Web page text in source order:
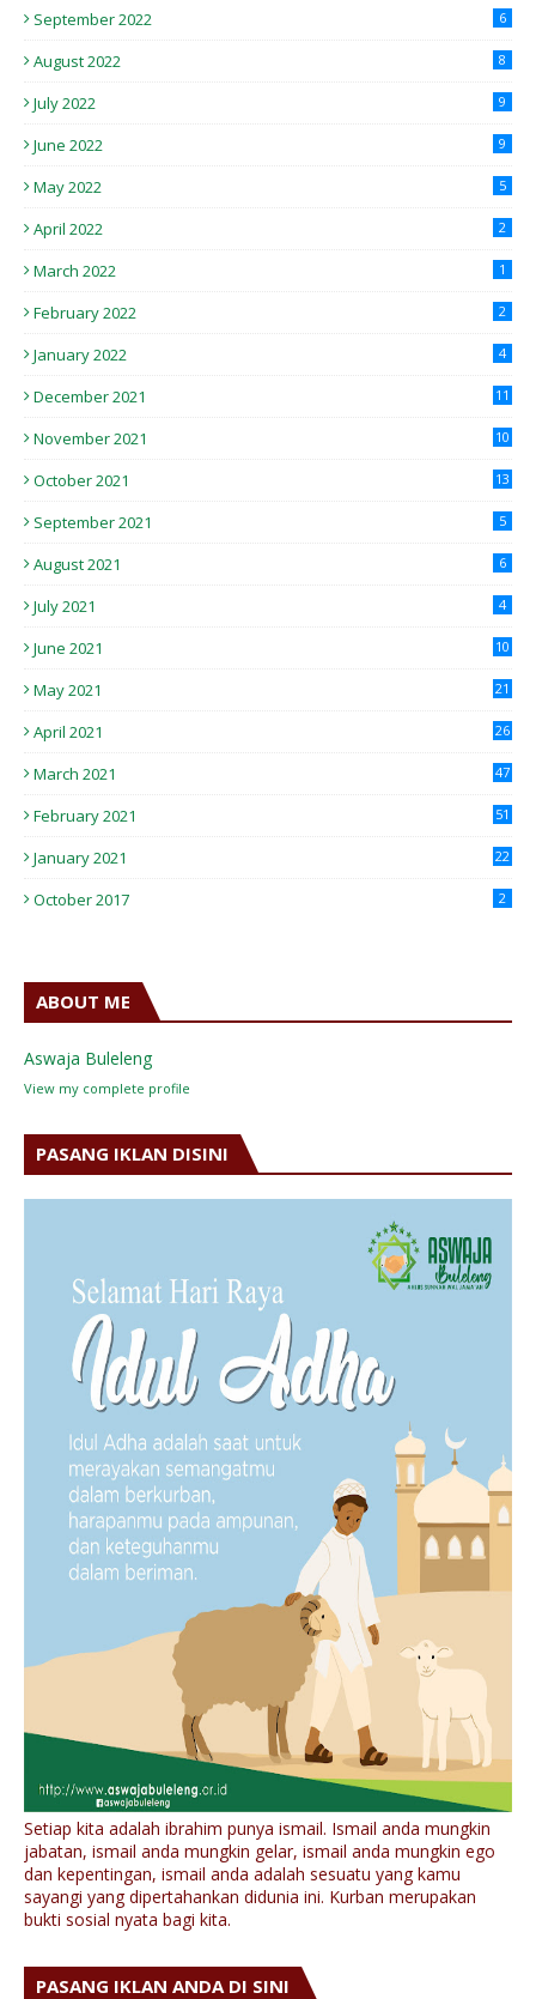
September 2022 6
August 2022 8
July 2022 9
June 2022 9
May 2022 5
April 2022 2
March 2022 1
February 2022 2
January 2022 4
December 2021 11
November 2021 10
October 2021 13
September 2021 5
August 2021 6
July 2021 4
June 2021 10
May 2021 21
April 2021 26
March 2021 47
February 2021 51
January 2021 22
October 2017 2
ABOUT ME
Aswaja Buleleng
View my complete profile
PASANG IKLAN DISINI
Setiap kita adalah ibrahim punya ismail. Ismail anda mungkin
jabatan, ismail anda mungkin gelar, ismail anda mungkin ego
dan kepentingan, ismail anda adalah sesuatu yang kamu
sayangi yang dipertahankan didunia ini. Kurban merupakan
bukti sosial nyata bagi kita.
PASANG IKLAN ANDA DI SINI